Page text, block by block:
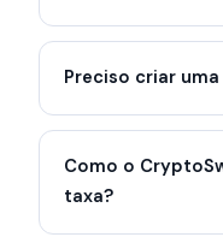
Preciso criar
Como o
taxa?